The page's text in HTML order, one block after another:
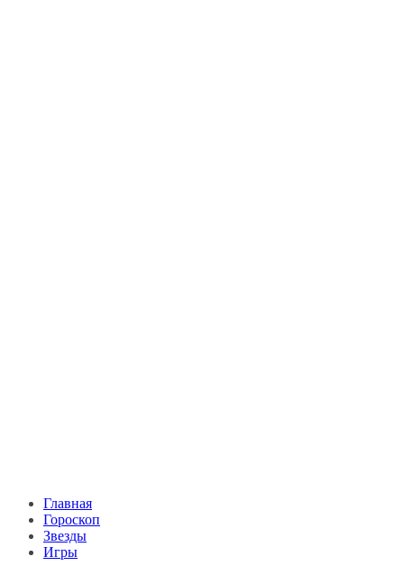
Главная
Гороскоп
Звезды
Игры